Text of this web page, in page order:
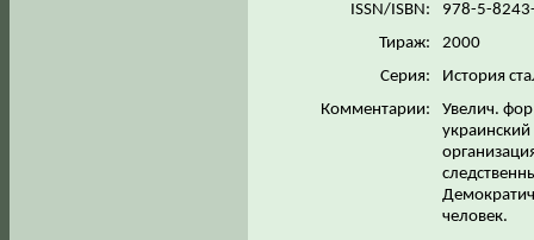
ISSN/ISBN:
978-5-
Тираж:
2000
Серия:
История
Комментарии:
Увелич.
человек.